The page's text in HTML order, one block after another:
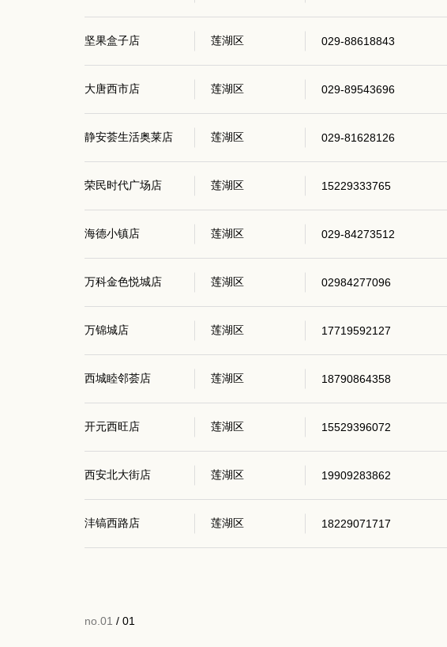
坚果盒子店 莲湖区 029-88618843
大唐西市店 莲湖区 029-89543696
静安荟生活奥莱店 莲湖区 029-81628126
荣民时代广场店 莲湖区 15229333765
海德小镇店 莲湖区 029-84273512
万科金色悦城店 莲湖区 02984277096
万锦城店 莲湖区 17719592127
西城睦邻荟店 莲湖区 18790864358
开元西旺店 莲湖区 15529396072
西安北大街店 莲湖区 19909283862
沣镐西路店 莲湖区 18229071717
no.01 / 01